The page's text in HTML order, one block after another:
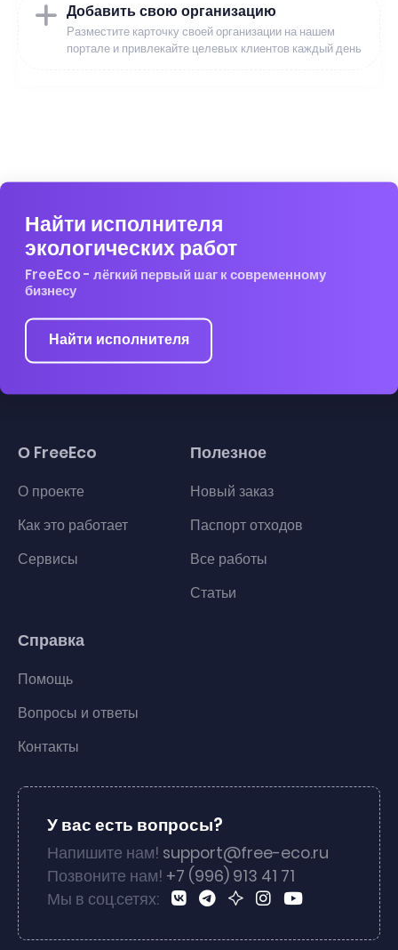
Добавить свою организацию
Разместите карточку своей организации на нашем
портале и привлекайте целевых клиентов каждый день
Найти исполнителя
экологических работ
FreeEco - лёгкий первый шаг к современному
бизнесу
Найти исполнителя
О FreeEco
О проекте
Как это работает
Сервисы
Полезное
Новый заказ
Паспорт отходов
Все работы
Статьи
Справка
Помощь
Вопросы и ответы
Контакты
У вас есть вопросы?
Напишите нам! support@free-eco.ru
Позвоните нам! +7 (996) 913 41 71
Мы в соц.сетях: